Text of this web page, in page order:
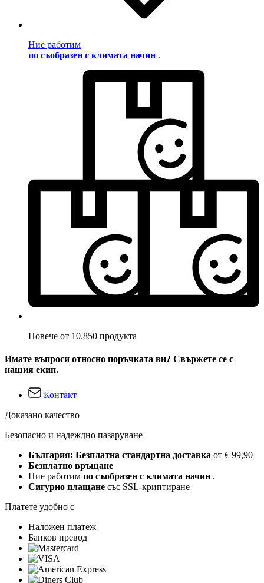
Ние работим
по съобразен с климата начин .
Повече от 10.850 продукта
Имате въпроси относно поръчката ви? Свържете се с
нашия екип.
Контакт
Доказано качество
Безопасно и надеждно пазаруване
България: Безплатна стандартна доставка от € 99,90
Безплатно връщане
Ние работим по съобразен с климата начин .
Сигурно плащане със SSL-криптиране
Платете удобно с
Наложен платеж
Банков превод